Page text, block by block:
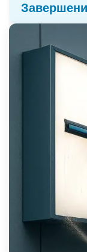
Аккуратная
Удаление
Промывка
Полировка
свечения
Нанесение
При
Контроль
Повторная
Фотоотчёт